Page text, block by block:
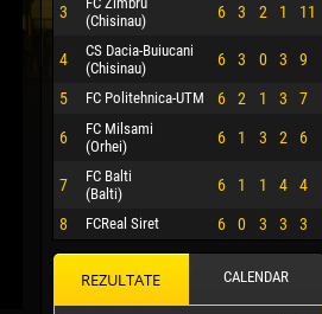
3
(Chisinau)
6 3 2 1 11
4
CS Dacia-Buiucani
(Chisinau)
6 3 0 3 9
5 FC Politehnica-UTM 6 2 1 3 7
6
FC Milsami
(Orhei)
6 1 3 2 6
7
FC Balti
(Balti)
6 1 1 4 4
8 FCReal Siret 6 0 3 3 3
REZULTATE CALENDAR